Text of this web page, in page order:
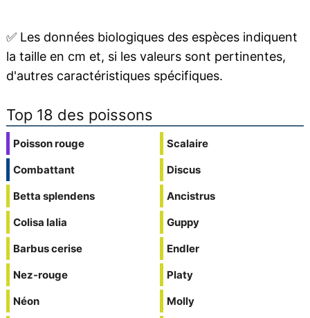
✅Les données biologiques des espèces indiquent
la taille en cm et, si les valeurs sont pertinentes,
d'autres caractéristiques spécifiques.
Top 18 des poissons
Poisson rouge
Combattant
Betta splendens
Colisa lalia
Barbus cerise
Nez-rouge
Néon
Scalaire
Discus
Ancistrus
Guppy
Endler
Platy
Molly